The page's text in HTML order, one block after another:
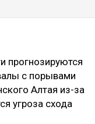
прогнозируются
с порывами
Алтая из-за
угроза схода